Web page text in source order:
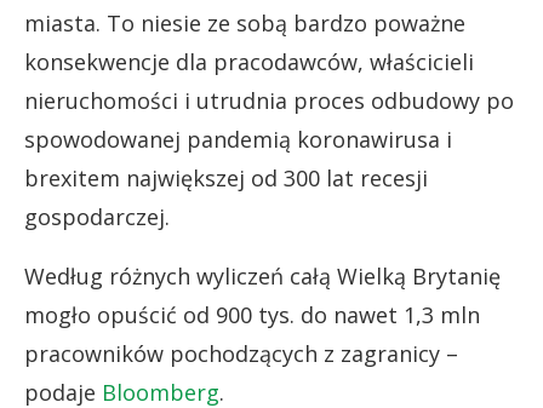
miasta. To niesie ze sobą bardzo poważne
konsekwencje dla pracodawców, właścicieli
nieruchomości i utrudnia proces odbudowy po
spowodowanej pandemią koronawirusa i
brexitem największej od 300 lat recesji
gospodarczej.
Według różnych wyliczeń całą Wielką Brytanię
mogło opuścić od 900 tys. do nawet 1,3 mln
pracowników pochodzących z zagranicy –
podaje Bloomberg.